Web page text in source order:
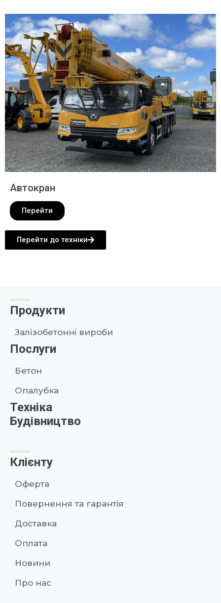
Автокран
Перейти
Перейти до техніки
Продукти
Залізобетонні вироби
Послуги
Бетон
Опалубка
Техніка
Будівництво
Клієнту
Оферта
Повернення та гарантія
Доставка
Оплата
Новини
Про нас